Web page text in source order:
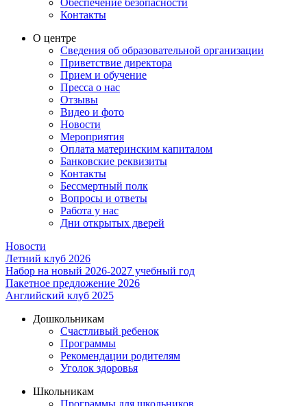
Обеспечение безопасности
Контакты
О центре
Сведения об образовательной организации
Приветствие директора
Прием и обучение
Пресса о нас
Отзывы
Видео и фото
Новости
Мероприятия
Оплата материнским капиталом
Банковские реквизиты
Контакты
Бессмертный полк
Вопросы и ответы
Работа у нас
Дни открытых дверей
Новости
Летний клуб 2026
Набор на новый 2026-2027 учебный год
Пакетное предложение 2026
Английский клуб 2025
Дошкольникам
Счастливый ребенок
Программы
Рекомендации родителям
Уголок здоровья
Школьникам